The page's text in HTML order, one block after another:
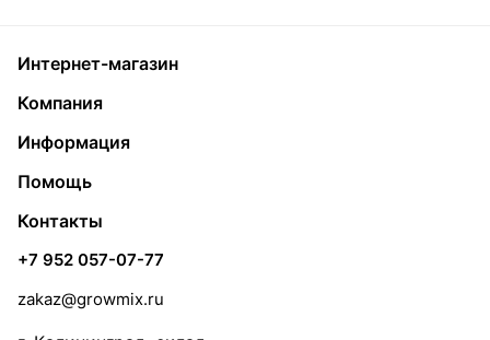
Интернет-магазин
Компания
Информация
Помощь
Контакты
+7 952 057-07-77
zakaz@growmix.ru